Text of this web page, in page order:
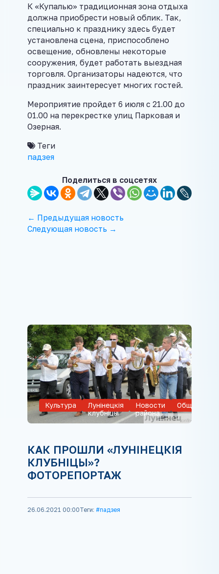
К «Купалью» традиционная зона отдыха
должна приобрести новый облик. Так,
специально к празднику здесь будет
установлена сцена, приспособлено
освещение, обновлены некоторые
сооружения, будет работать выездная
торговля. Организаторы надеются, что
праздник заинтересует многих гостей.
Мероприятие пройдет 6 июля с 21.00 до
01.00 на перекрестке улиц Парковая и
Озерная.
Теги
падзея
Поделиться в соцсетях
← Предыдущая новость
Следующая новость →
Культура
Лунiнецкiя
клубнiцы
Новости
района
Общество
КАК ПРОШЛИ «ЛУНІНЕЦКІЯ
КЛУБНІЦЫ»?
ФОТОРЕПОРТАЖ
26.06.2021 00:00Теги: #падзея